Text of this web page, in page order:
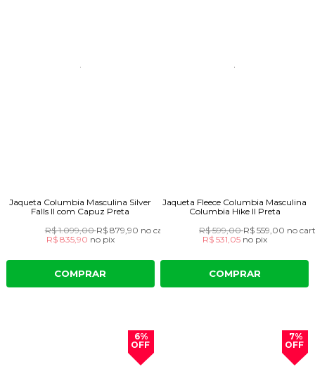
Jaqueta Columbia Masculina Silver
Falls II com Capuz Preta
R$ 1.099,00R$ 879,90 no cartão
R$ 835,90 no pix
COMPRAR
Jaqueta Fleece Columbia Masculina
Columbia Hike II Preta
R$ 599,00R$ 559,00 no
R$ 531,05 no pix
COMPRAR
6%
OFF
7%
OFF